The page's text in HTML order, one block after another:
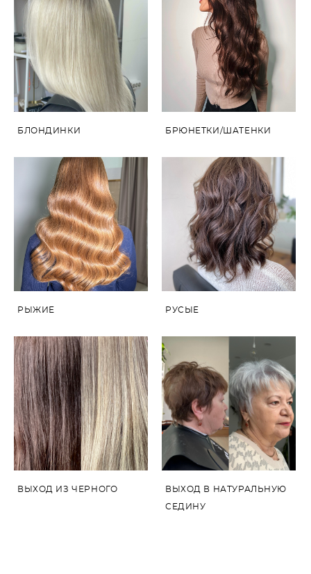
БЛОНДИНКИ БРЮНЕТКИ/ШАТЕНКИ
РЫЖИЕ РУСЫЕ
ВЫХОД ИЗ ЧЕРНОГО ВЫХОД В НАТУРАЛЬНУЮ
СЕДИНУ